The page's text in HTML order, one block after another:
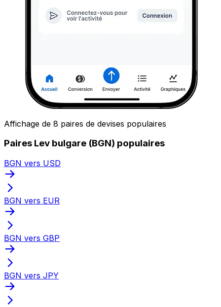
Affichage de 8 paires de devises populaires
Paires Lev bulgare (BGN) populaires
BGN vers USD
BGN vers EUR
BGN vers GBP
BGN vers JPY